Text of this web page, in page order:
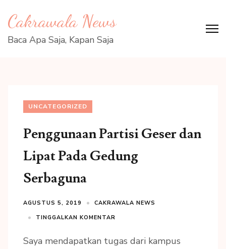
ke
konten
Cakrawala News
Baca Apa Saja, Kapan Saja
UNCATEGORIZED
Penggunaan Partisi Geser dan
Lipat Pada Gedung
Serbaguna
AGUSTUS 5, 2019
CAKRAWALA NEWS
TINGGALKAN KOMENTAR
Saya mendapatkan tugas dari kampus